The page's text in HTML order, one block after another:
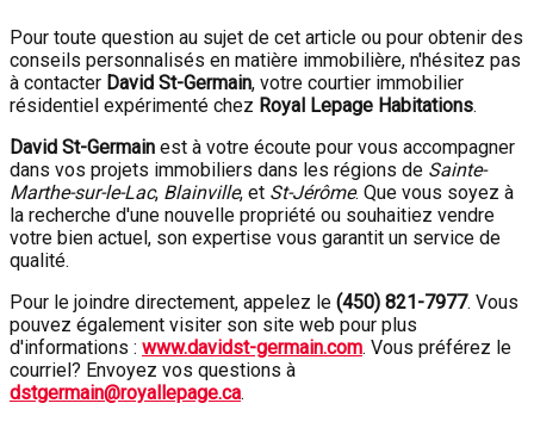
Pour toute question au sujet de cet article ou pour obtenir des
conseils personnalisés en matière immobilière, n'hésitez pas
à contacter David St-Germain, votre courtier immobilier
résidentiel expérimenté chez Royal Lepage Habitations.
David St-Germain est à votre écoute pour vous accompagner
dans vos projets immobiliers dans les régions de Sainte-
Marthe-sur-le-Lac, Blainville, et St-Jérôme. Que vous soyez à
la recherche d'une nouvelle propriété ou souhaitiez vendre
votre bien actuel, son expertise vous garantit un service de
qualité.
Pour le joindre directement, appelez le (450) 821-7977. Vous
pouvez également visiter son site web pour plus
d'informations : www.davidst-germain.com. Vous préférez le
courriel? Envoyez vos questions à
dstgermain@royallepage.ca.